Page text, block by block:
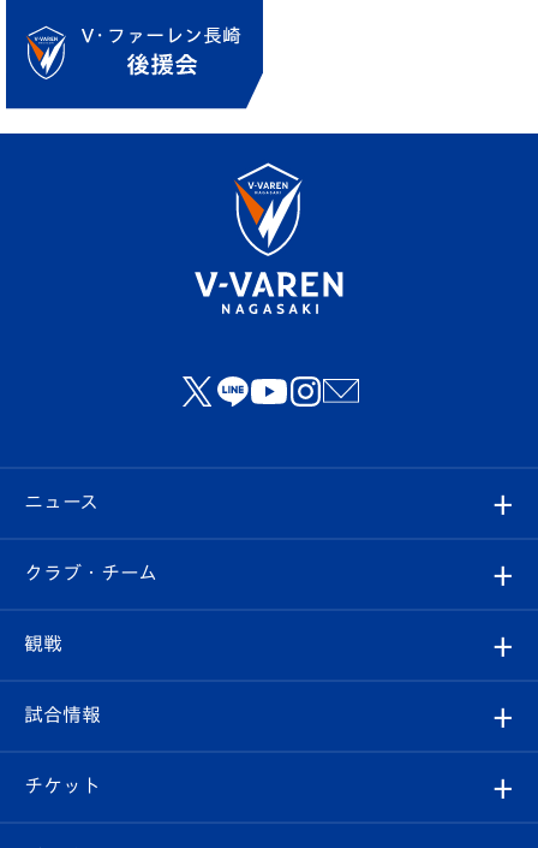
ニュース
すべて
クラブ
試合情報
クラブ・チーム
クラブ概要
エンブレム紹介
観戦
観戦ルール
はじめての観戦ガイド
試合情報
試合日程/結果
チケット